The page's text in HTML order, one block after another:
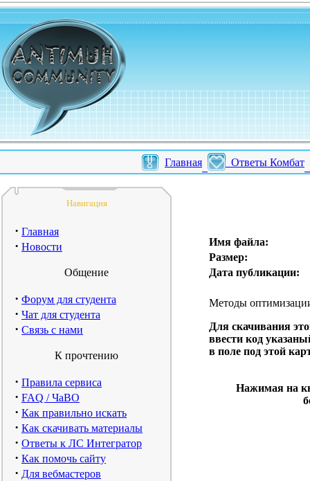
Главная Ответы Комбат
Навигация
· Главная
· Новости
Общение
· Форум для студента
· Чат для студента
· Связь с нами
К прочтению
· Правила сервиса
· FAQ / ЧаВО
· Как правильно искать
· Как скачивать материалы
· Ответы к ЛС Интегратор
· Как помочь сайту
· Для вебмастеров
Имя файла:
Размер:
Дата публикации:
Методы
Для скачивания
ввести код
в поле под этой
Нажимая на